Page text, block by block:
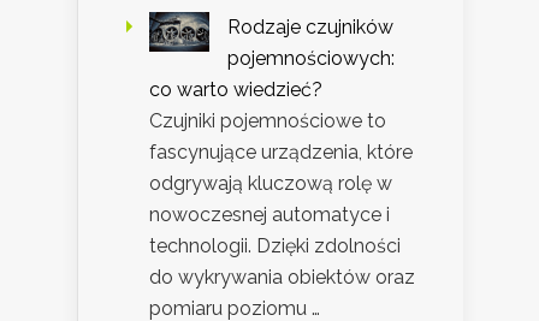
Rodzaje czujników
pojemnościowych:
co warto wiedzieć?
Czujniki pojemnościowe to
fascynujące urządzenia, które
odgrywają kluczową rolę w
nowoczesnej automatyce i
technologii. Dzięki zdolności
do wykrywania obiektów oraz
pomiaru poziomu …